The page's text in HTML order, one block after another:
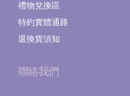
禮物兌換區
特約實體通路
退換貨須知
聯絡我們